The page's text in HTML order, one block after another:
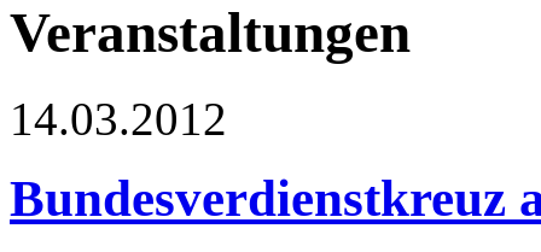
Veranstaltungen
14.03.2012
Bundesverdienstkreuz